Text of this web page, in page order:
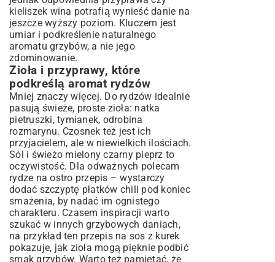
kieliszek wina potrafią wynieść danie na
jeszcze wyższy poziom. Kluczem jest
umiar i podkreślenie naturalnego
aromatu grzybów, a nie jego
zdominowanie.
Zioła i przyprawy, które
podkreślą aromat rydzów
Mniej znaczy więcej. Do rydzów idealnie
pasują świeże, proste zioła: natka
pietruszki, tymianek, odrobina
rozmarynu. Czosnek też jest ich
przyjacielem, ale w niewielkich ilościach.
Sól i świeżo mielony czarny pieprz to
oczywistość. Dla odważnych polecam
rydze na ostro przepis – wystarczy
dodać szczyptę płatków chili pod koniec
smażenia, by nadać im ognistego
charakteru. Czasem inspiracji warto
szukać w innych grzybowych daniach,
na przykład ten przepis na sos z kurek
pokazuje, jak zioła mogą pięknie podbić
smak grzybów. Warto też pamiętać, że